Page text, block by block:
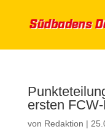
ersten
von Redaktion |